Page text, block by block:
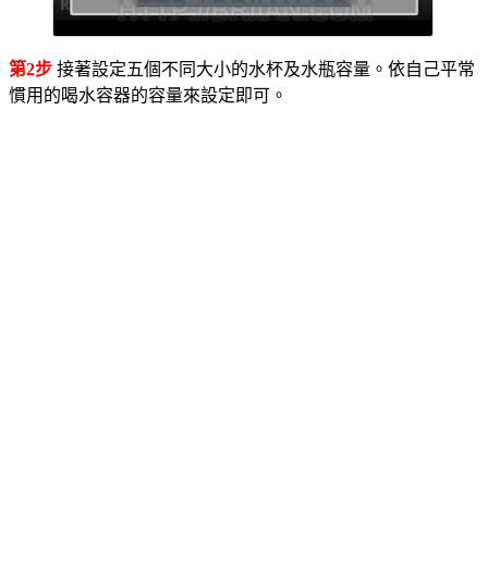
第2步 接著設定五個不同大小的水杯及水瓶容量。依自己平常
慣用的喝水容器的容量來設定即可。